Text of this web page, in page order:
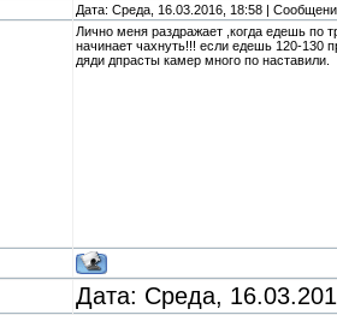
Дата: Среда, 16.03.2016, 18:58 |
Лично меня раздражает ,когда едешь по
начинает чахнуть!!! если едешь 120-130
дяди дпрасты камер много по наставили.
Дата: Среда,